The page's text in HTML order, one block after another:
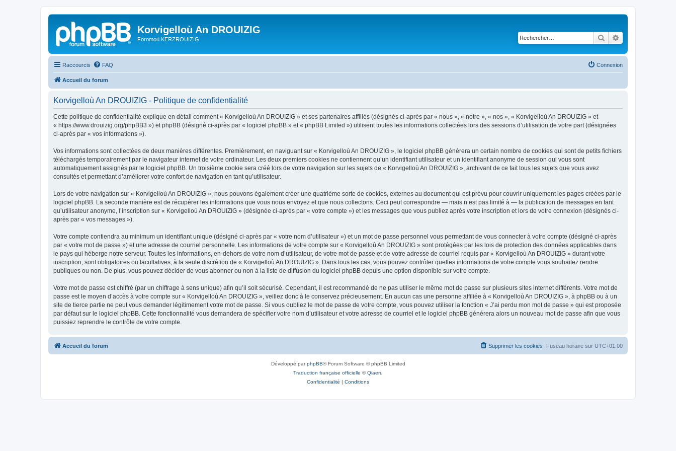
Korvigelloù An DROUIZIG
Foromoù KERZROUIZIG Rechercher
Raccourcis FAQ Connexion
Accueil du forum
Korvigelloù An DROUIZIG - Politique de confidentialité
Cette politique de confidentialité explique en détail comment « Korvigelloù An DROUIZIG » et ses partenaires affiliés (désignés ci-après par « nous », « notre », « nos », « Korvigelloù An DROUIZIG » et
« https://www.drouizig.org/phpBB3 ») et phpBB (désigné ci-après par « logiciel phpBB » et « phpBB Limited ») utilisent toutes les informations collectées lors des sessions d’utilisation de votre part (désignées
ci-après par « vos informations »).
Vos informations sont collectées de deux manières différentes. Premièrement, en naviguant sur « Korvigelloù An DROUIZIG », le logiciel phpBB génèrera un certain nombre de cookies qui sont de petits fichiers
téléchargés temporairement par le navigateur internet de votre ordinateur. Les deux premiers cookies ne contiennent qu’un identifiant utilisateur et un identifiant anonyme de session qui vous sont
automatiquement assignés par le logiciel phpBB. Un troisième cookie sera créé lors de votre navigation sur les sujets de « Korvigelloù An DROUIZIG », archivant de ce fait tous les sujets que vous avez
consultés et permettant d’améliorer votre confort de navigation en tant qu’utilisateur.
Lors de votre navigation sur « Korvigelloù An DROUIZIG », nous pouvons également créer une quatrième sorte de cookies, externes au document qui est prévu pour couvrir uniquement les pages créées par le
logiciel phpBB. La seconde manière est de récupérer les informations que vous nous envoyez et que nous collectons. Ceci peut correspondre — mais n’est pas limité à — la publication de messages en tant
qu’utilisateur anonyme, l’inscription sur « Korvigelloù An DROUIZIG » (désignée ci-après par « votre compte ») et les messages que vous publiez après votre inscription et lors de votre connexion (désignés ci-
après par « vos messages »).
Votre compte contiendra au minimum un identifiant unique (désigné ci-après par « votre nom d’utilisateur ») et un mot de passe personnel vous permettant de vous connecter à votre compte (désigné ci-après
par « votre mot de passe ») et une adresse de courriel personnelle. Les informations de votre compte sur « Korvigelloù An DROUIZIG » sont protégées par les lois de protection des données applicables dans
le pays qui héberge notre serveur. Toutes les informations, en-dehors de votre nom d’utilisateur, de votre mot de passe et de votre adresse de courriel requis par « Korvigelloù An DROUIZIG » durant votre
inscription, sont obligatoires ou facultatives, à la seule discrétion de « Korvigelloù An DROUIZIG ». Dans tous les cas, vous pouvez contrôler quelles informations de votre compte vous souhaitez rendre
publiques ou non. De plus, vous pouvez décider de vous abonner ou non à la liste de diffusion du logiciel phpBB depuis une option disponible sur votre compte.
Votre mot de passe est chiffré (par un chiffrage à sens unique) afin qu’il soit sécurisé. Cependant, il est recommandé de ne pas utiliser le même mot de passe sur plusieurs sites internet différents. Votre mot de
passe est le moyen d’accès à votre compte sur « Korvigelloù An DROUIZIG », veillez donc à le conservez précieusement. En aucun cas une personne affiliée à « Korvigelloù An DROUIZIG », à phpBB ou à un
site de tierce partie ne peut vous demander légitimement votre mot de passe. Si vous oubliez le mot de passe de votre compte, vous pouvez utiliser la fonction « J’ai perdu mon mot de passe » qui est proposée
par défaut sur le logiciel phpBB. Cette fonctionnalité vous demandera de spécifier votre nom d’utilisateur et votre adresse de courriel et le logiciel phpBB générera alors un nouveau mot de passe afin que vous
puissiez reprendre le contrôle de votre compte.
Accueil du forum Fuseau horaire sur UTC+01:00
Supprimer les cookies
Développé parphpBB® Forum Software © phpBB Limited
Traduction française officielle ©Qiaeru
Confidentialité | Conditions